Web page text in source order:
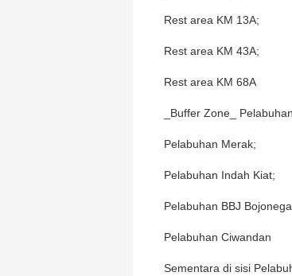
Rest area KM 13A;
Rest area KM 43A;
Rest area KM 68A
_Buffer Zone_
Pelabuhan Merak;
Pelabuhan Indah Kiat;
Pelabuhan BBJ
Pelabuhan Ciwandan
Sementara di sisi